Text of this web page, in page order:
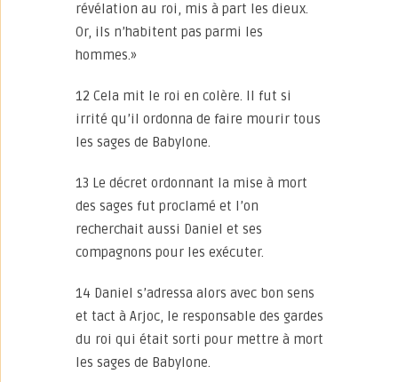
révélation au roi, mis à part les dieux.
Or, ils n’habitent pas parmi les
hommes.»
12 Cela mit le roi en colère. Il fut si
irrité qu’il ordonna de faire mourir tous
les sages de Babylone.
13 Le décret ordonnant la mise à mort
des sages fut proclamé et l’on
recherchait aussi Daniel et ses
compagnons pour les exécuter.
14 Daniel s’adressa alors avec bon sens
et tact à Arjoc, le responsable des gardes
du roi qui était sorti pour mettre à mort
les sages de Babylone.